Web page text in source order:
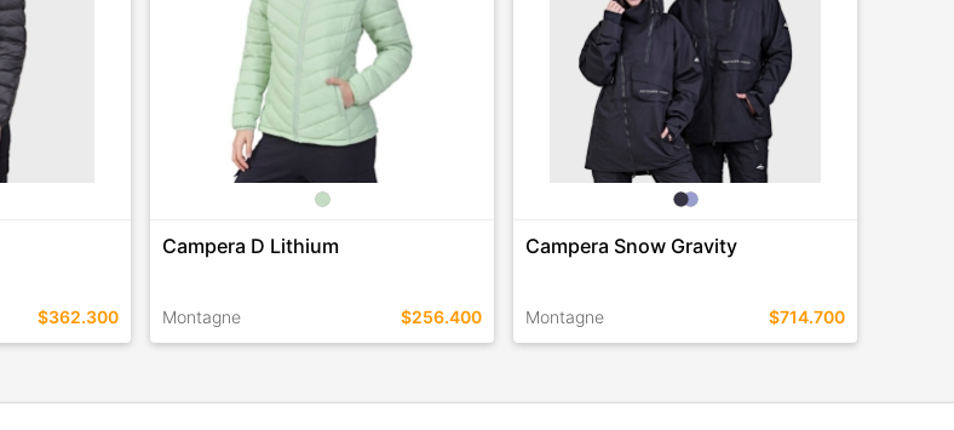
$362.300
Campera D Lithium
Montagne $256.400
Campera Snow Gravity
Montagne $714.700